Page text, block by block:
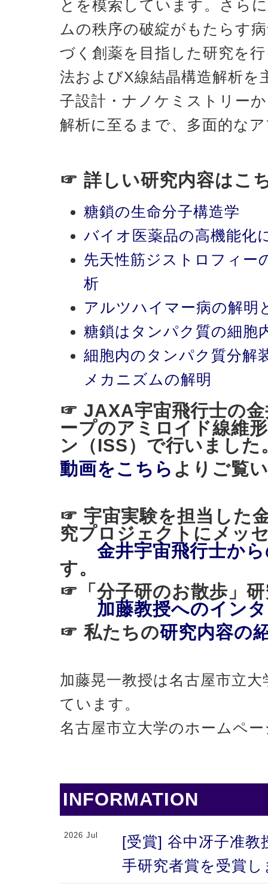
とを模索しています。さら
ムの秩序の破綻がもたらす
づく創薬を目指した研究を
法およびX線結晶構造解析を
子設計・ナノケミストリー
解析に至るまで、多面的な
☞ 詳しい研究内容はこ
糖鎖の生命分子構造学
バイオ医薬品の高機能化
先天性筋ジストロフィー
析
アルツハイマー病の解明
糖鎖はタンパク質の細胞
細胞内のタンパク質分解
メカニズムの解明
☞ JAXA宇宙飛行士の金
ープのアミロイド線維
ン（ISS）で行いました
動画をこちら よりご覧
☞ 宇宙実験を担当した
究プロジェクトにメッ
金井宇宙飛行士か
す。
☞「分子研のお散歩
加藤教授へのイン
☞ 私たちの研究内容の
加藤晃一教授は名古屋市立
ています。
名古屋市立大学のホームペ
INFORMATION
2026 Jul
[受賞] 谷中冴子准教
手研究者賞を受賞